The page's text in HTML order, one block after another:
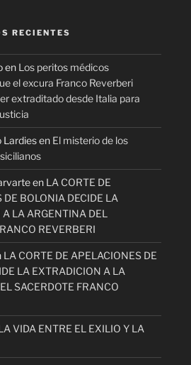
RECIENTES
en Los peritos médicos
el excura Franco Reverberi
extraditado desde Italia para
Lardiesen El misterio de los
en LA CORTE DE
DE BOLONIA DECIDE LA
LA ARGENTINA DEL
REVERBERI
LA CORTE DE APELACIONES DE
LA EXTRADICION A LA
SACERDOTE FRANCO
VIDA ENTRE EL EXILIO Y LA